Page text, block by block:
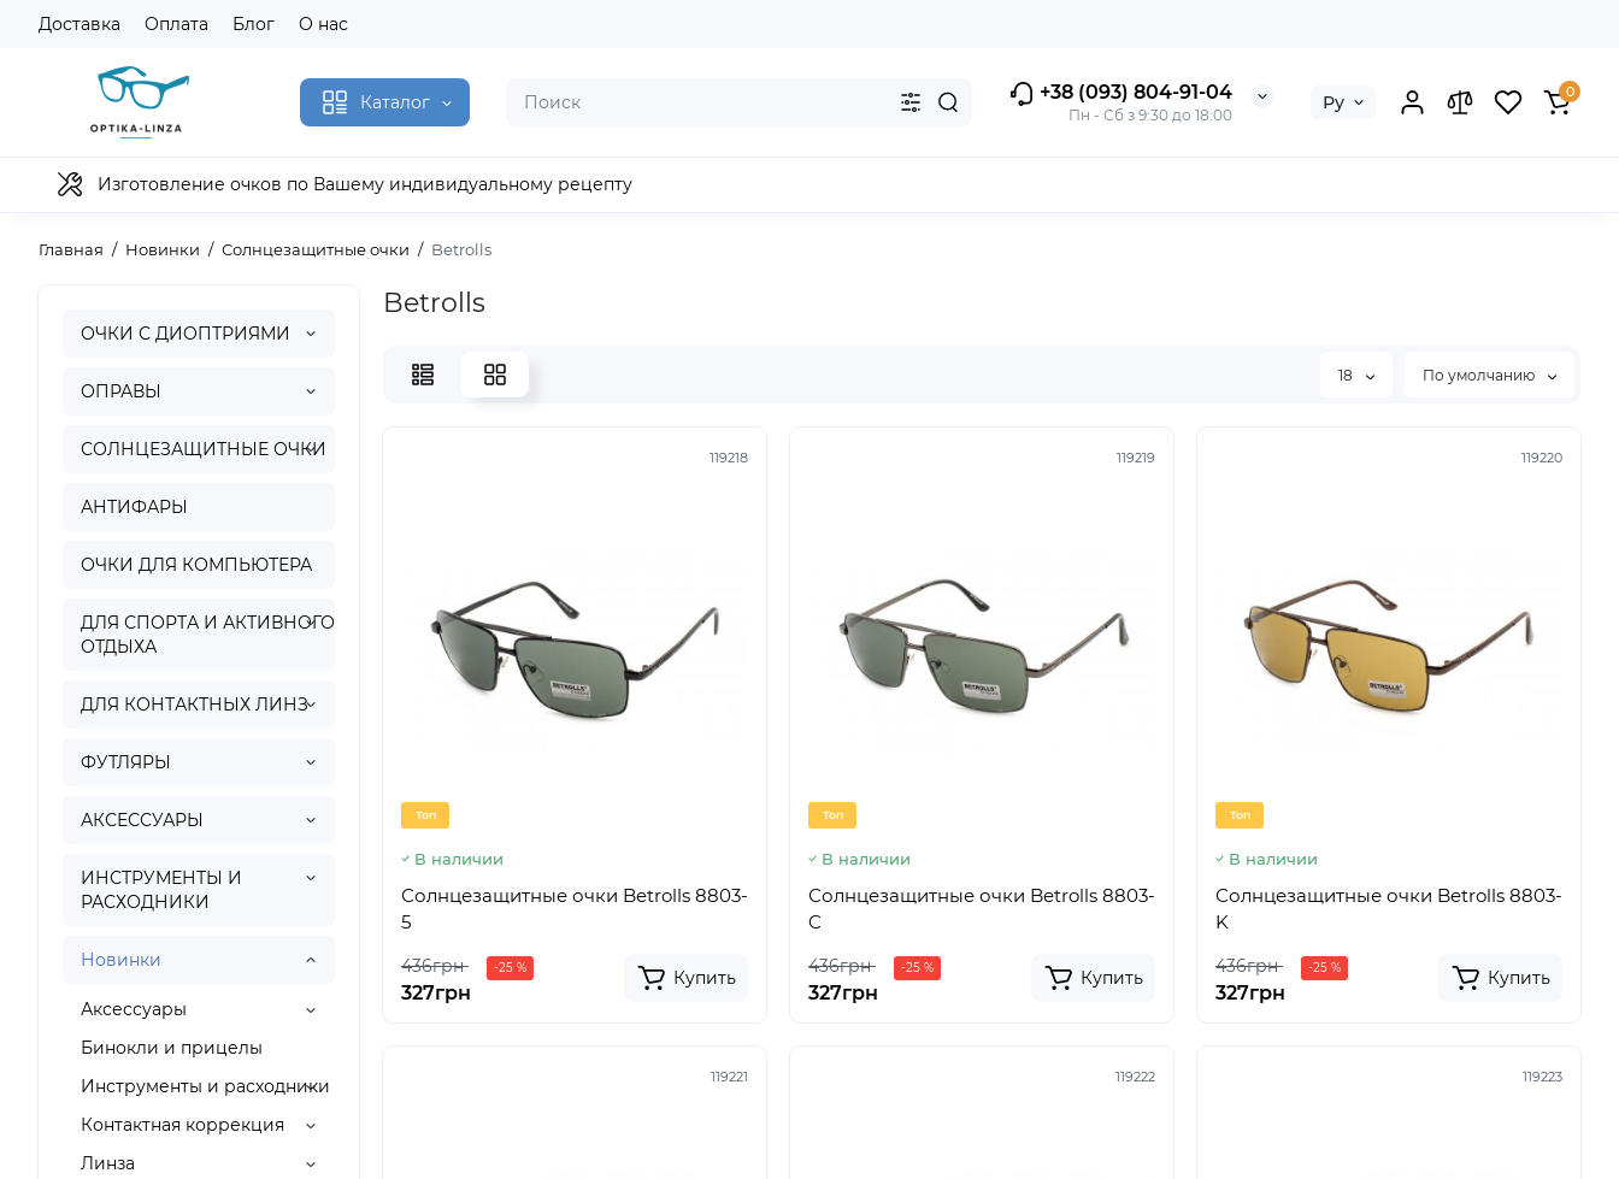
Доставка Оплата Блог О нас
Каталог +38 (093) 804-91-04
Пн - Сб з 9:30 до 18:00
Ру 0
Изготовление очков по Вашему индивидуальному рецепту
Главная Новинки Солнцезащитные очки Betrolls
ОЧКИ С ДИОПТРИЯМИ
ОПРАВЫ
СОЛНЦЕЗАЩИТНЫЕ ОЧКИ
АНТИФАРЫ
ОЧКИ ДЛЯ КОМПЬЮТЕРА
ДЛЯ СПОРТА И АКТИВНОГО
ОТДЫХА
ДЛЯ КОНТАКТНЫХ ЛИНЗ
ФУТЛЯРЫ
АКСЕССУАРЫ
ИНСТРУМЕНТЫ И
РАСХОДНИКИ
Новинки
Аксессуары
Бинокли и прицелы
Инструменты и расходники
Контактная коррекция
Линза
Betrolls
18 По умолчанию
119218
Топ
В наличии
Солнцезащитные очки Betrolls 8803-
5
436грн -25 %
327грн
Купить
119219
Топ
В наличии
Солнцезащитные очки Betrolls 8803-
C
436грн -25 %
327грн
Купить
119220
Топ
В наличии
Солнцезащитные очки Betrolls 8803-
K
436грн -25 %
327грн
Купить
119221 119222 119223